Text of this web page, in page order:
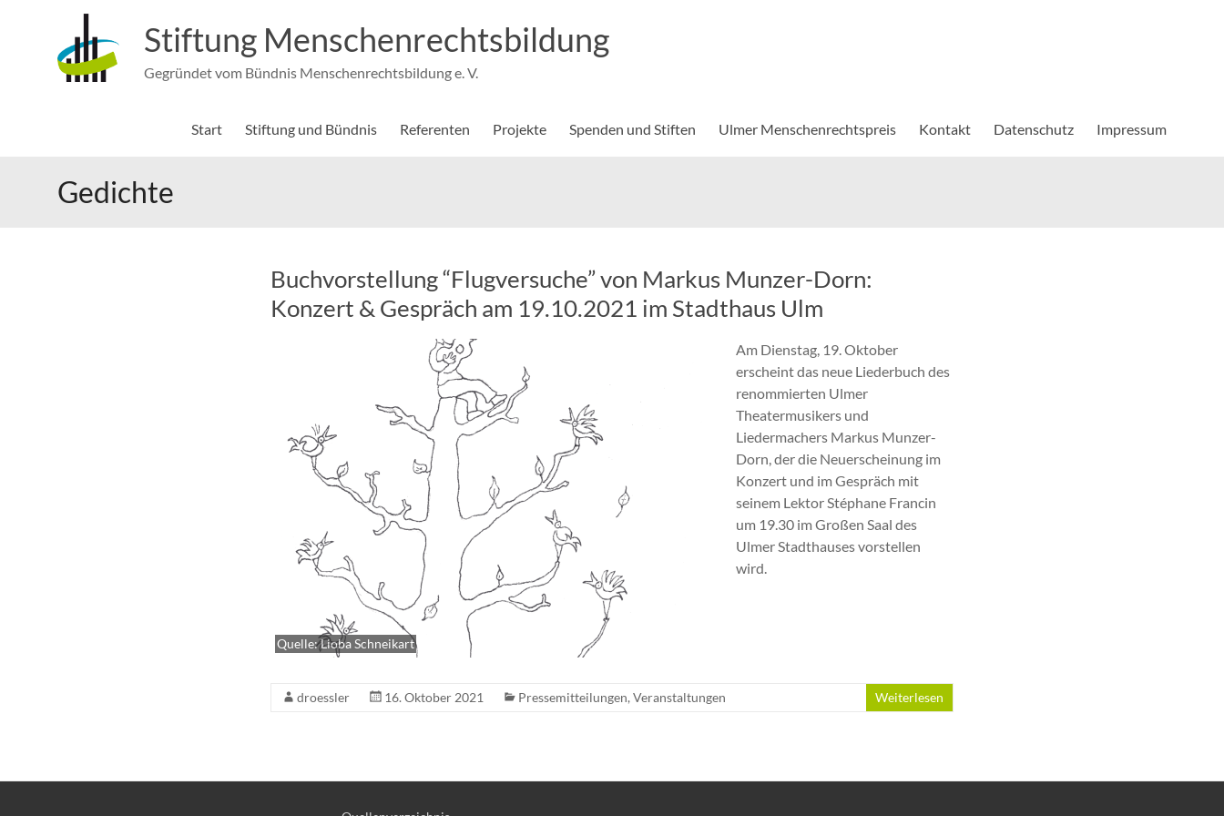
Stiftung Menschenrechtsbildung
Gegründet vom Bündnis Menschenrechtsbildung e. V.
Start Stiftung und Bündnis Referenten Projekte Spenden und Stiften Ulmer Menschenrechtspreis Kontakt Datenschutz Impressum
Gedichte
Buchvorstellung “Flugversuche” von Markus Munzer-Dorn:
Konzert & Gespräch am 19.10.2021 im Stadthaus Ulm
Quelle: Lioba Schneikart
Am Dienstag, 19. Oktober
erscheint das neue Liederbuch des
renommierten Ulmer
Theatermusikers und
Liedermachers Markus Munzer-
Dorn, der die Neuerscheinung im
Konzert und im Gespräch mit
seinem Lektor Stéphane Francin
um 19.30 im Großen Saal des
Ulmer Stadthauses vorstellen
wird.
droessler 16. Oktober 2021 Pressemitteilungen, Veranstaltungen Weiterlesen